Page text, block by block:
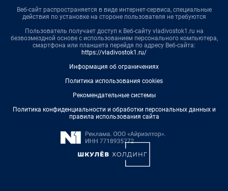
Веб-сайт распространяется в виде интернет-сервиса, специальные
действия по установке на стороне пользователя не требуются
Пользователь получает доступ к Веб-сайту vladivostok1.ru на
безвозмездной основе с использованием персонального компьютера,
смартфона или планшета перейдя по адресу Веб-сайта:
https://vladivostok1.ru/
Информация об ограничениях
Политика использования cookies
Рекомендательные системы
Политика конфиденциальности и обработки персональных данных и
правила использования сайта